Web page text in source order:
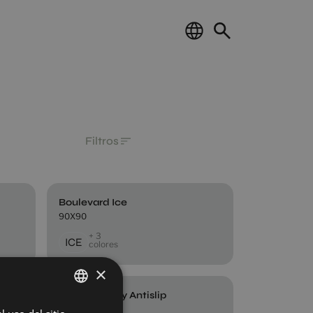
Filtros
Boulevard Ice
90X90
ICE
+ 3
colores
Ethereal Grey Antislip
×